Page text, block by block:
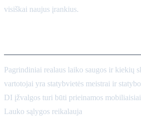
visiškai naujus įrankius.
Pagrindiniai realaus laiko saugos ir kiekių
vartotojai yra statybvietės meistrai ir
DI įžvalgos turi būti prieinamos
Lauko sąlygos reikalauja